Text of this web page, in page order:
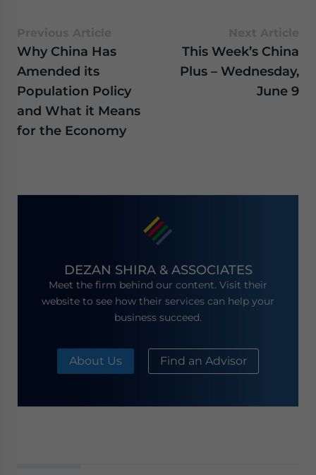
Why China Has
Amended its
Population Policy
and What it Means
for the Economy
This Week’s China
Plus – Wednesday,
June 9
DEZAN SHIRA & ASSOCIATES
Meet the firm behind our content. Visit their
website to see how their services can help your
business succeed.
About Us Find an Advisor